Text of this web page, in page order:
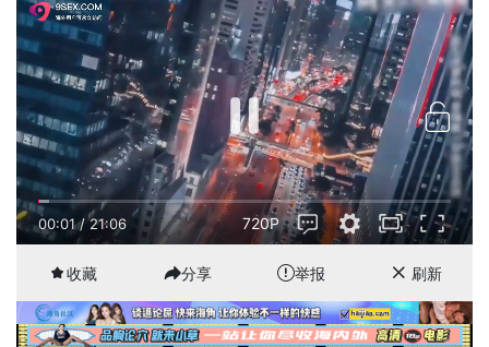
00:01/21:06 720P
收藏 分享 举报 刷新